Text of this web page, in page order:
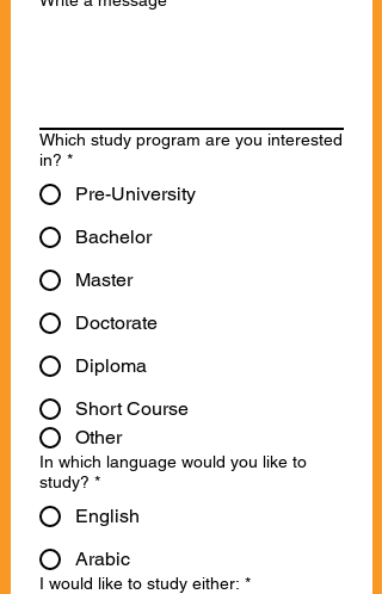
Which study program are you interested
in? *
Pre-University
Bachelor
Master
Doctorate
Diploma
Short Course
Other
In which language would you like to
study? *
English
Arabic
I would like to study either: *